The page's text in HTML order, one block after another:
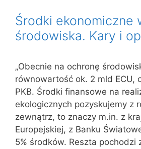
Środki ekonomiczne
środowiska. Kary i
„Obecnie na ochronę
równowartość ok. 2 mld ECU,
PKB. Środki finansowe na
ekologicznych pozyskujemy z
zewnątrz, to znaczy m.in. z
Europejskiej, z Banku
5% środków. Reszta pochodzi